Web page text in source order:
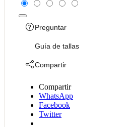
Preguntar
Guía de tallas
Compartir
Compartir
WhatsApp
Facebook
Twitter